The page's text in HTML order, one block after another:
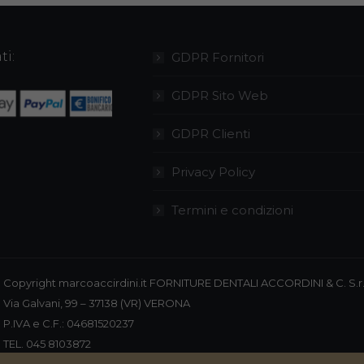
GDPR Fornitori
GDPR Sito Web
GDPR Clienti
Privacy Policy
Termini e condizioni
Copyright marcoaccirdini.it FORNITURE DENTALI ACCORDINI & C.
Via Galvani, 99 – 37138 (VR) VERONA
P.IVA e C.F.: 04681520237
TEL. 045 8103872